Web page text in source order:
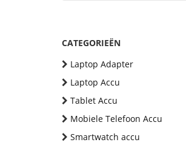
CATEGORIEËN
Laptop Adapter
Laptop Accu
Tablet Accu
Mobiele Telefoon Accu
Smartwatch accu